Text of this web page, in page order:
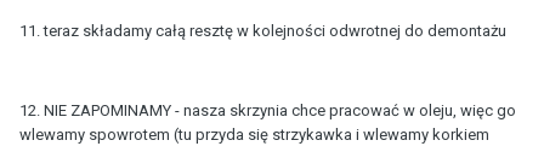
11. teraz składamy całą resztę w kolejności odwrotnej do demontażu
12. NIE ZAPOMINAMY - nasza skrzynia chce pracować w oleju, więc go
wlewamy spowrotem (tu przyda się strzykawka i wlewamy korkiem